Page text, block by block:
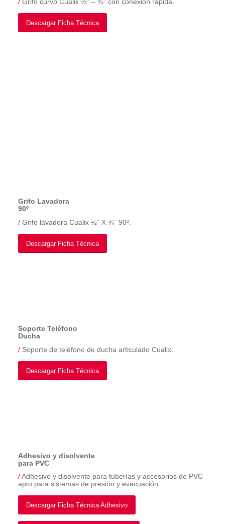
/Grifo curvo Cualix ½” – ¾” con conexión rápida.
Descargar Ficha Técnica
Grifo Lavadora
90º
/Grifo lavadora Cualix ½” X ¾” 90º.
Descargar Ficha Técnica
Soporte Teléfono
Ducha
/Soporte de teléfono de ducha articulado Cualix.
Descargar Ficha Técnica
Adhesivo y disolvente
para PVC
/Adhesivo y disolvente para tuberías y accesorios de PVC
apto para sistemas de presión y evacuación.
Descargar Ficha Técnica Adhesivo